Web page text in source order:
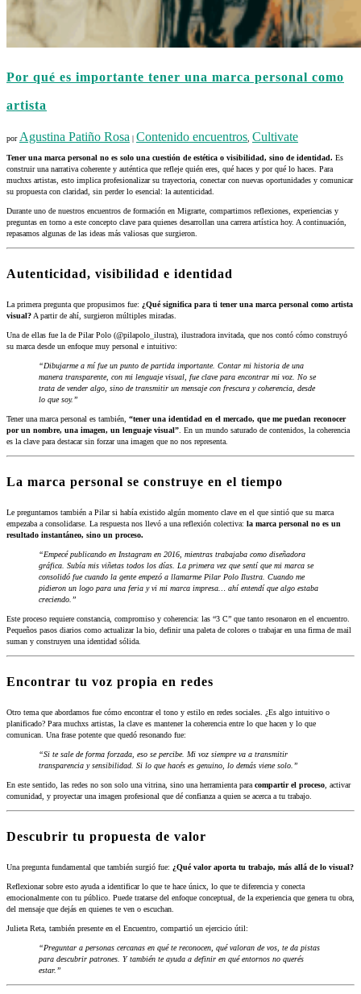
Por qué es importante tener una marca personal como
artista
por Agustina Patiño Rosa | Contenido encuentros Cultivate
Tener una marca personal no es solo una cuestión de estética o visibilidad, sino de identidad. Es
construir una narrativa coherente y auténtica que refleje quién eres, qué haces y por qué lo haces. Para
muchxs artistas, esto implica profesionalizar su trayectoria, conectar con nuevas oportunidades y comunicar
su propuesta con claridad, sin perder lo esencial: la autenticidad.
Durante uno de nuestros encuentros de formación en Migrarte, compartimos reflexiones, experiencias y
preguntas en torno a este concepto clave para quienes desarrollan una carrera artística hoy. A continuación,
repasamos algunas de las ideas más valiosas que surgieron.
Autenticidad, visibilidad e identidad
La primera pregunta que propusimos fue: ¿Qué significa para ti tener una marca personal como artista
visual? A partir de ahí, surgieron múltiples miradas.
Una de ellas fue la de Pilar Polo (@pilapolo_ilustra), ilustradora invitada, que nos contó cómo construyó
su marca desde un enfoque muy personal e intuitivo:
“Dibujarme a mí fue un punto de partida importante. Contar mi historia de una
manera transparente, con mi lenguaje visual, fue clave para encontrar mi voz. No se
trata de vender algo, sino de transmitir un mensaje con frescura y coherencia, desde
lo que soy.”
Tener una marca personal es también, “tener una identidad en el mercado, que me puedan reconocer
por un nombre, una imagen, un lenguaje visual” . En un mundo saturado de contenidos, la coherencia
es la clave para destacar sin forzar una imagen que no nos representa.
La marca personal se construye en el tiempo
Le preguntamos también a Pilar si había existido algún momento clave en el que sintió que su marca
empezaba a consolidarse. La respuesta nos llevó a una reflexión colectiva: la marca personal no es un
resultado instantáneo, sino un proceso.
“Empecé publicando en Instagram en 2016, mientras trabajaba como diseñadora
gráfica. Subía mis viñetas todos los días. La primera vez que sentí que mi marca se
consolidó fue cuando la gente empezó a llamarme Pilar Polo Ilustra. Cuando me
pidieron un logo para una feria y vi mi marca impresa… ahí entendí que algo estaba
creciendo.”
Este proceso requiere constancia, compromiso y coherencia: las “3 C” que tanto resonaron en el encuentro.
Pequeños pasos diarios como actualizar la bio, definir una paleta de colores o trabajar en una firma de mail
suman y construyen una identidad sólida.
Encontrar tu voz propia en redes
Otro tema que abordamos fue cómo encontrar el tono y estilo en redes sociales. ¿Es algo intuitivo o
planificado? Para muchxs artistas, la clave es mantener la coherencia entre lo que hacen y lo que
comunican. Una frase potente que quedó resonando fue:
“Si te sale de forma forzada, eso se percibe. Mi voz siempre va a transmitir
transparencia y sensibilidad. Si lo que hacés es genuino, lo demás viene solo.”
En este sentido, las redes no son solo una vitrina, sino una herramienta para compartir el proceso , activar
comunidad, y proyectar una imagen profesional que dé confianza a quien se acerca a tu trabajo.
Descubrir tu propuesta de valor
Una pregunta fundamental que también surgió fue: ¿Qué valor aporta tu trabajo, más allá de lo visual?
Reflexionar sobre esto ayuda a identificar lo que te hace únicx, lo que te diferencia y conecta
emocionalmente con tu público. Puede tratarse del enfoque conceptual, de la experiencia que genera tu obra,
del mensaje que dejás en quienes te ven o escuchan.
Julieta Reta, también presente en el Encuentro, compartió un ejercicio útil:
“Preguntar a personas cercanas en qué te reconocen, qué valoran de vos, te da pistas
para descubrir patrones. Y también te ayuda a definir en qué entornos no querés
estar.”